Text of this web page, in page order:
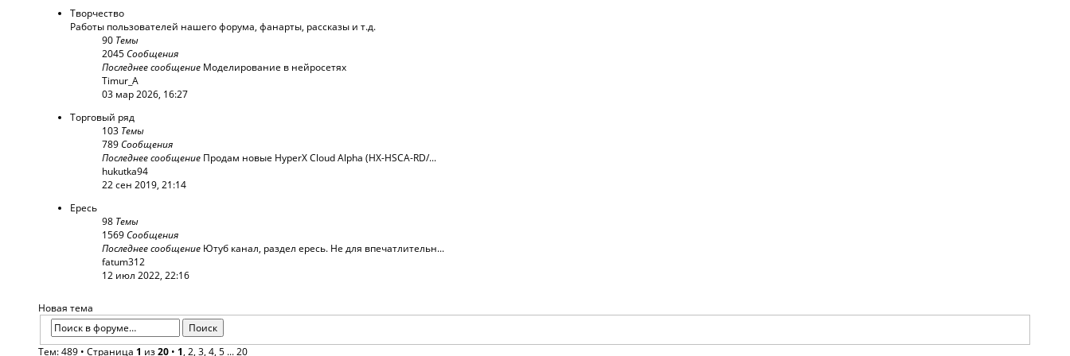
Творчество
Работы пользователей нашего форума, фанарты, рассказы и т.д.
90 Темы
2045Сообщения
Последнее сообщение Моделирование в нейросетях
Timur_A
03 мар 2026, 16:27
Торговый ряд
103 Темы
789Сообщения
Последнее сообщение Продам новые HyperX Cloud Alpha (HX-HSCA-RD/...
hukutka94
22 сен 2019, 21:14
Ересь
98 Темы
1569Сообщения
Последнее сообщение Ютуб канал, раздел ересь. Не для впечатлительн...
fatum312
12 июл 2022, 22:16
Новая тема
Тем: 489 • Страница 1 из20 • 1, 2, 3, 4, 5 ...20